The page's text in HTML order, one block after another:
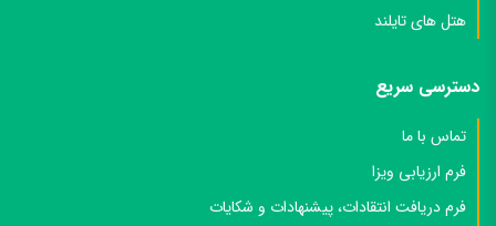
هتل های تایلند
دسترسی سریع
تماس با ما
فرم ارزیابی ویزا
فرم دریافت انتقادات، پیشنهادات و شکایات